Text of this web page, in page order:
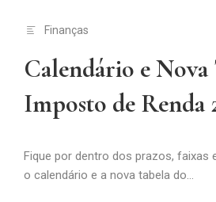
Finanças
Calendário e Nova
Imposto de Renda
Fique por dentro dos prazos, faixas
o calendário e a nova tabela do...